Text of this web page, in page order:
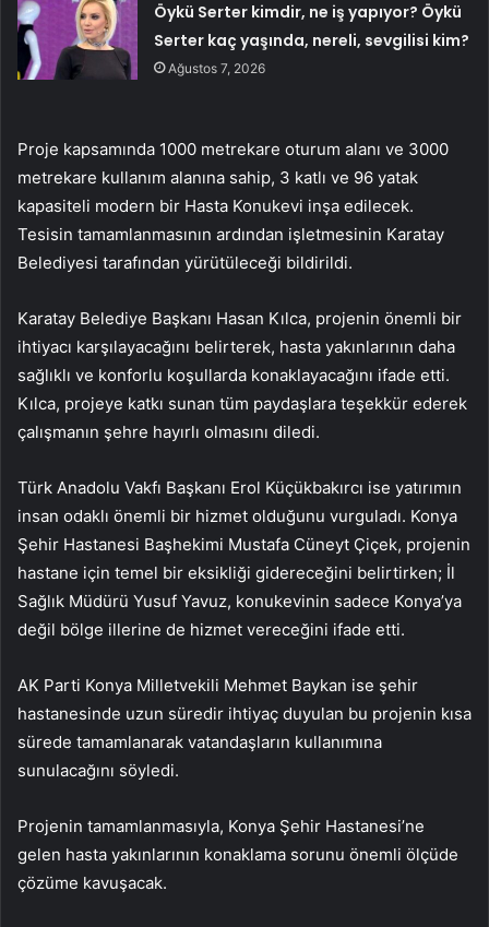
Öykü Serter kimdir, ne iş yapıyor? Öykü
Serter kaç yaşında, nereli, sevgilisi kim?
Ağustos 7, 2026
Proje kapsamında 1000 metrekare oturum alanı ve 3000
metrekare kullanım alanına sahip, 3 katlı ve 96 yatak
kapasiteli modern bir Hasta Konukevi inşa edilecek.
Tesisin tamamlanmasının ardından işletmesinin Karatay
Belediyesi tarafından yürütüleceği bildirildi.
Karatay Belediye Başkanı Hasan Kılca, projenin önemli bir
ihtiyacı karşılayacağını belirterek, hasta yakınlarının daha
sağlıklı ve konforlu koşullarda konaklayacağını ifade etti.
Kılca, projeye katkı sunan tüm paydaşlara teşekkür ederek
çalışmanın şehre hayırlı olmasını diledi.
Türk Anadolu Vakfı Başkanı Erol Küçükbakırcı ise yatırımın
insan odaklı önemli bir hizmet olduğunu vurguladı. Konya
Şehir Hastanesi Başhekimi Mustafa Cüneyt Çiçek, projenin
hastane için temel bir eksikliği gidereceğini belirtirken; İl
Sağlık Müdürü Yusuf Yavuz, konukevinin sadece Konya’ya
değil bölge illerine de hizmet vereceğini ifade etti.
AK Parti Konya Milletvekili Mehmet Baykan ise şehir
hastanesinde uzun süredir ihtiyaç duyulan bu projenin kısa
sürede tamamlanarak vatandaşların kullanımına
sunulacağını söyledi.
Projenin tamamlanmasıyla, Konya Şehir Hastanesi’ne
gelen hasta yakınlarının konaklama sorunu önemli ölçüde
çözüme kavuşacak.